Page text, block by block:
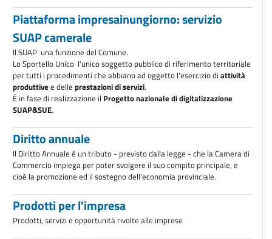
Piattaforma impresainungiorno: servizio
SUAP camerale
Il SUAP  una funzione del Comune.
Lo Sportello Unico  l'unico soggetto pubblico di riferimento territoriale
per tutti i procedimenti che abbiano ad oggetto l'esercizio di attività
produttivee delle prestazioni di servizi.
È in fase di realizzazione il Progetto nazionale di digitalizzazione
SUAP&SUE.
Diritto annuale
Il Diritto Annuale è un tributo - previsto dalla legge - che la Camera di
Commercio impiega per poter svolgere il suo compito principale, e
cioè la promozione ed il sostegno dell'economia provinciale.
Prodotti per l'impresa
Prodotti, servizi e opportunità rivolte alle imprese